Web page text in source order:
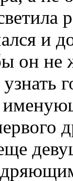
и
он не